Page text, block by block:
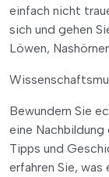
einfach nicht
sich und gehen
Löwen,
Bewundern Sie
eine
Tipps und
erfahren Sie,